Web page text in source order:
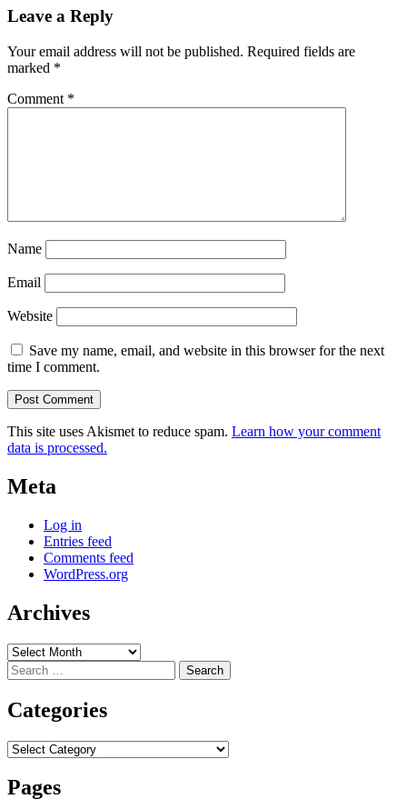
Leave a Reply
Your email address will not be published. Required fields are
marked *
Comment *
Name
Email
Website
Save my name, email, and website in this browser for the next
time I comment.
This site uses Akismet to reduce spam. Learn how your comment
data is processed.
Meta
Log in
Entries feed
Comments feed
WordPress.org
Archives
Archives
Search
for:
Categories
Categories
Pages